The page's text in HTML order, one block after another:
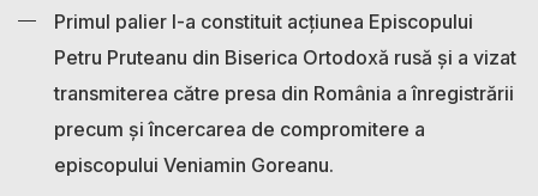
Primul palier l-a constituit acțiunea Episcopului
Petru Pruteanu din Biserica Ortodoxă rusă și a vizat
transmiterea către presa din România a înregistrării
precum și încercarea de compromitere a
episcopului Veniamin Goreanu.